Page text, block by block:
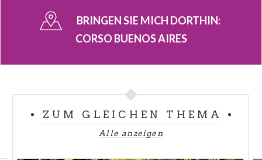
Ponti den NamenCorso Buenos Aires , weil er der
Stadt ein internationales Image verleihen wollte.
BRINGEN SIE MICH DORTHIN:
CORSO BUENOS AIRES
ZUM GLEICHEN THEMA
Alle anzeigen